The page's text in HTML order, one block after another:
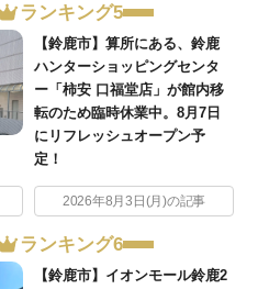
ランキング5
【鈴鹿市】算所にある、鈴鹿
ハンターショッピングセンタ
ー「柿安 口福堂店」が館内移
転のため臨時休業中。8月7日
にリフレッシュオープン予
定！
2026年8月3日(月)の記事
ランキング6
【鈴鹿市】イオンモール鈴鹿2